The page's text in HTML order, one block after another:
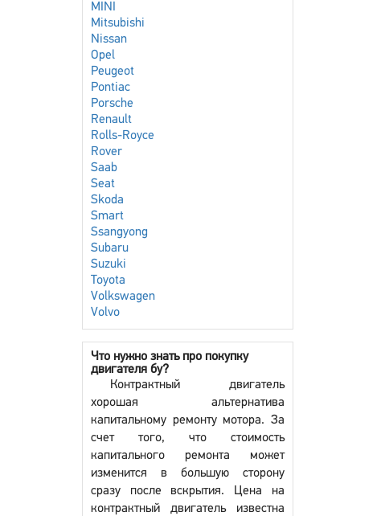
MINI
Mitsubishi
Nissan
Opel
Peugeot
Pontiac
Porsche
Renault
Rolls-Royce
Rover
Saab
Seat
Skoda
Smart
Ssangyong
Subaru
Suzuki
Toyota
Volkswagen
Volvo
Что нужно знать про покупку
двигателя бу?
Контрактный двигатель
хорошая альтернатива
капитальному ремонту мотора. За
счет того, что стоимость
капитального ремонта может
изменится в большую сторону
сразу после вскрытия. Цена на
контрактный двигатель известна